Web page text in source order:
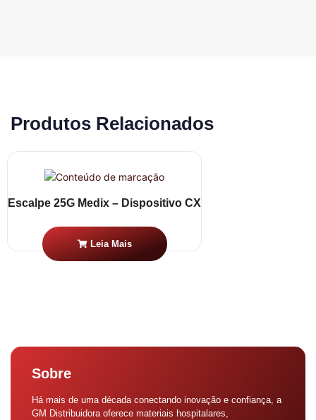
Produtos Relacionados
Escalpe 25G Medix – Dispositivo CX
Leia Mais
Sobre
Há mais de uma década conectando inovação e confiança, a
GM Distribuidora oferece materiais hospitalares,